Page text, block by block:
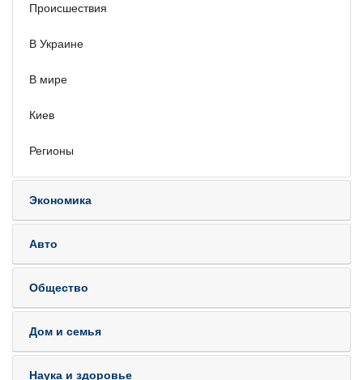
Происшествия
В Украине
В мире
Киев
Регионы
Экономика
Авто
Общество
Дом и семья
Наука и здоровье